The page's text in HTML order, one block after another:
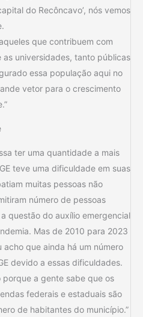
do Recôncavo’, nós vemos
que contribuem com
universidades, tanto públicas
essa população aqui no
vetor para o crescimento
ter uma quantidade a mais
teve uma dificuldade em suas
muitas pessoas não
número de pessoas
questão do auxílio emergencial
Mas de 2010 para 2023
acho que ainda há um número
devido a essas dificuldades.
a gente sabe que os
federais e estaduais são
de habitantes do município.”